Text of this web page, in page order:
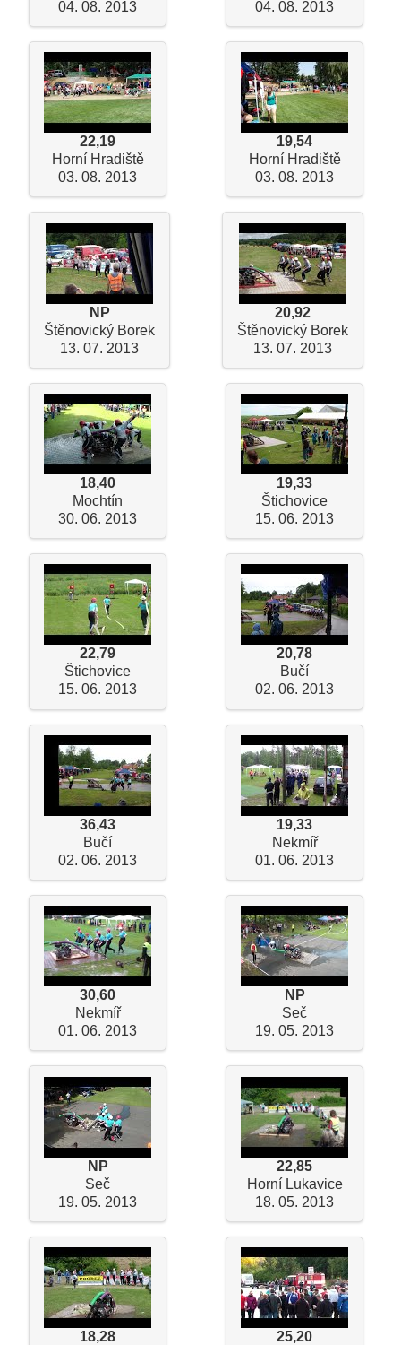
04. 08. 2013 04. 08. 2013
22,19
Horní Hradiště
03. 08. 2013
19,54
Horní Hradiště
03. 08. 2013
NP
Štěnovický Borek
13. 07. 2013
20,92
Štěnovický Borek
13. 07. 2013
18,40
Mochtín
30. 06. 2013
19,33
Štichovice
15. 06. 2013
22,79
Štichovice
15. 06. 2013
20,78
Bučí
02. 06. 2013
36,43
Bučí
02. 06. 2013
19,33
Nekmíř
01. 06. 2013
30,60
Nekmíř
01. 06. 2013
NP
Seč
19. 05. 2013
NP
Seč
19. 05. 2013
22,85
Horní Lukavice
18. 05. 2013
18,28
25,20